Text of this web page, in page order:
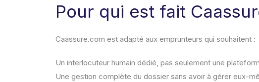
Pour qui est fait
Caassure.com est adapté aux emprunteurs qui souhaitent :
Un interlocuteur humain dédié, pas seulement une
Une gestion complète du dossier sans avoir à gérer eux-